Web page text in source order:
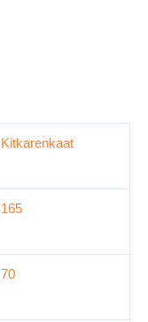
Kitkarenkaat
165
70